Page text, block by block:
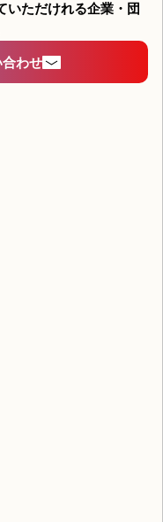
いただけれる企業・団
わせ